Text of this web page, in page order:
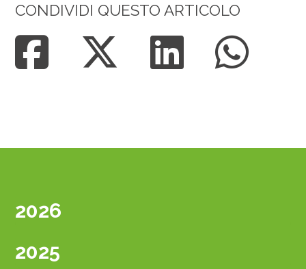
CONDIVIDI QUESTO ARTICOLO
2026
2025